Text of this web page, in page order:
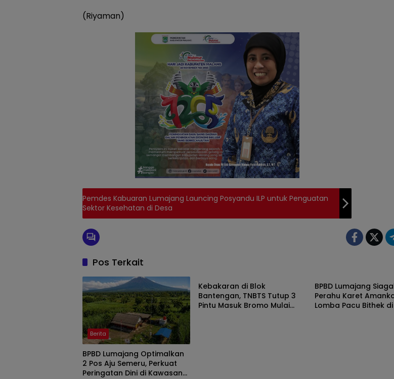
(Riyaman)
Pemdes Kabuaran Lumajang Launcing Posyandu ILP untuk Penguatan
Sektor Kesehatan di Desa
Pos Terkait
Berita
BPBD Lumajang Optimalkan
2 Pos Aju Semeru, Perkuat
Peringatan Dini di Kawasan
Kebakaran di Blok
Bantengan, TNBTS Tutup 3
Pintu Masuk Bromo Mulai
BPBD Lumajang
Perahu Karet
Lomba Pacu Bithek